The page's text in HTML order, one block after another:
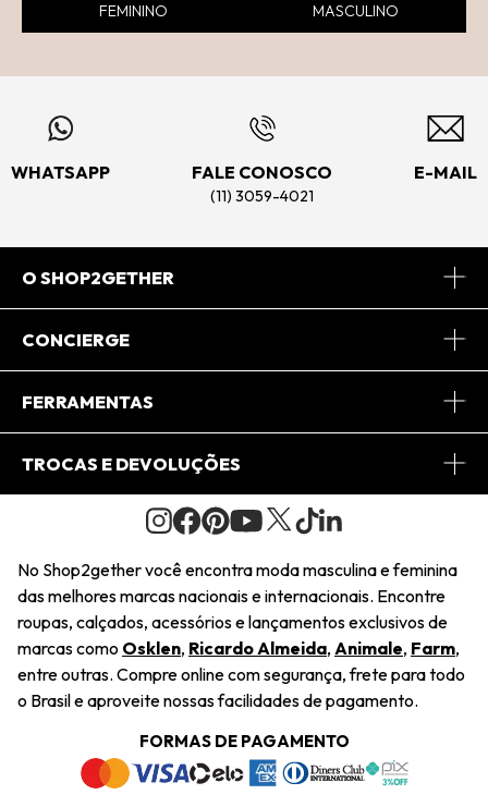
FEMININO MASCULINO
WHATSAPP FALE CONOSCO
(11) 3059-4021
E-MAIL
O SHOP2GETHER
Sobre Nós
Journal
Saiu na Mídia
Sustentabilidade
Navegando
Termos e Condições
CONCIERGE
Central de Relacionamento
Regulamento e Promoções
FERRAMENTAS
Minha Conta
Pedido de Presente
Wishlist
TROCAS E DEVOLUÇÕES
Condições Gerais
Troca Fácil
Restituição de Pagamento
Dúvidas Frequentes
Termos e Condições
Política de Privacidade
No Shop2gether você encontra moda masculina e feminina
das melhores marcas nacionais e internacionais. Encontre
roupas, calçados, acessórios e lançamentos exclusivos de
marcas como Osklen, Ricardo Almeida, Animale, Farm,
entre outras. Compre online com segurança, frete para todo
o Brasil e aproveite nossas facilidades de pagamento.
FORMAS DE PAGAMENTO